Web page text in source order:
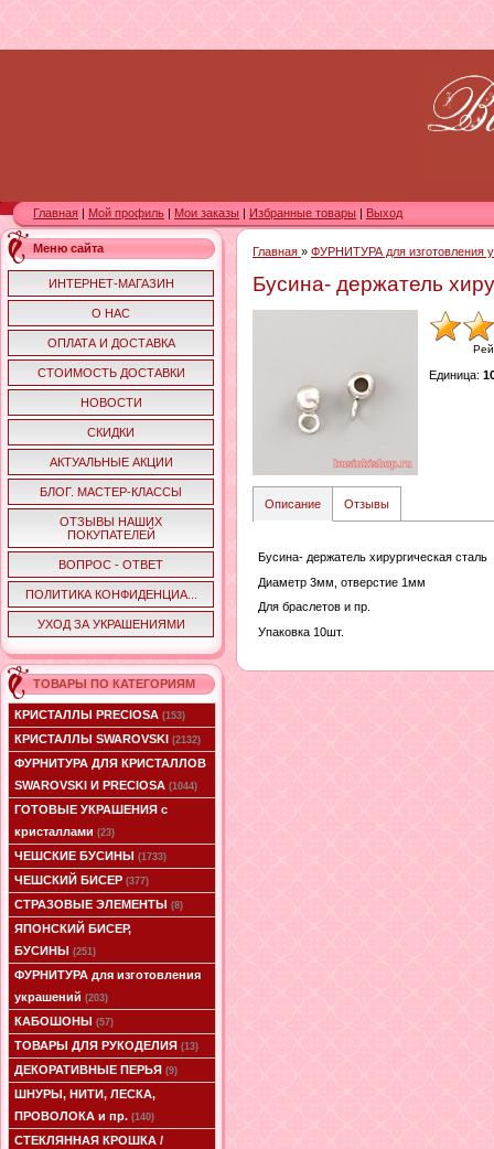
Главная Мой профиль Мои заказы Избранные товары Выход
Меню сайта
ИНТЕРНЕТ-МАГАЗИН
О НАС
ОПЛАТА И ДОСТАВКА
СТОИМОСТЬ ДОСТАВКИ
НОВОСТИ
СКИДКИ
АКТУАЛЬНЫЕ АКЦИИ
БЛОГ. МАСТЕР-КЛАССЫ
ОТЗЫВЫ НАШИХ
ПОКУПАТЕЛЕЙ
ВОПРОС - ОТВЕТ
ПОЛИТИКА КОНФИДЕНЦИА...
УХОД ЗА УКРАШЕНИЯМИ
ТОВАРЫ ПО КАТЕГОРИЯМ
КРИСТАЛЛЫ PRECIOSA (153)
КРИСТАЛЛЫ SWAROVSKI (2132)
ФУРНИТУРА ДЛЯ КРИСТАЛЛОВ
SWAROVSKI И PRECIOSA (1044)
ГОТОВЫЕ УКРАШЕНИЯ с
кристаллами (23)
ЧЕШСКИЕ БУСИНЫ (1733)
ЧЕШСКИЙ БИСЕР (377)
СТРАЗОВЫЕ ЭЛЕМЕНТЫ (8)
ЯПОНСКИЙ БИСЕР,
БУСИНЫ (251)
ФУРНИТУРА для изготовления
украшений (203)
КАБОШОНЫ (57)
ТОВАРЫ ДЛЯ РУКОДЕЛИЯ (13)
ДЕКОРАТИВНЫЕ ПЕРЬЯ (9)
ШНУРЫ, НИТИ, ЛЕСКА,
ПРОВОЛОКА и пр. (140)
СТЕКЛЯННАЯ КРОШКА /
Главная » ФУРНИТУРА для изготовления
Бусина- держатель
Единица:
Описание Отзывы
Бусина- держатель хирургическая сталь
Диаметр 3мм, отверстие 1мм
Для браслетов и пр.
Упаковка 10шт.